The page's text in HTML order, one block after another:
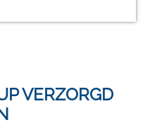
VERZORGD